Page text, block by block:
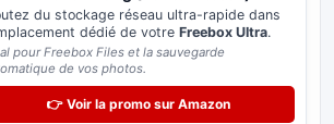
du stockage réseau ultra-rapide dans
dédié de votre Freebox Ultra.
pour Freebox Files et la sauvegarde
de vos photos.
👉 Voir la promo sur Amazon